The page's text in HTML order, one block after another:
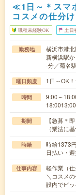
≪1日～＊スマ
コスメの仕分け
職種未経験OK 土日
勤務地
横浜市港
新横浜駅
-分／菊名
曜日頻度 1日～OK
時間
9:00～
期間
【急募＊
（業法に
時給
時給1373
日払い・
仕事内容
軽作業（
＼コスメ
設内でピ